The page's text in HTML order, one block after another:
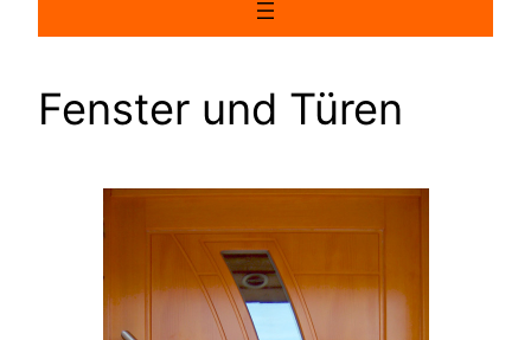
Fenster und Türen